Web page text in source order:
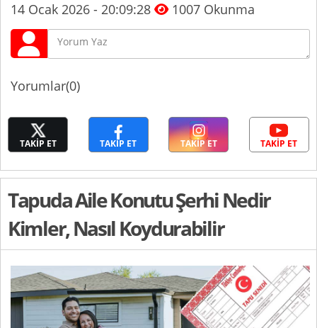
14 Ocak 2026 - 20:09:28 1007 Okunma
Yorumlar(0)
TAKİP ET TAKİP ET TAKİP ET TAKİP ET
Tapuda Aile Konutu Şerhi Nedir
Kimler, Nasıl Koydurabilir